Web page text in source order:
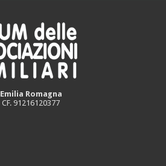
Emilia Romagna
CF. 91216120377